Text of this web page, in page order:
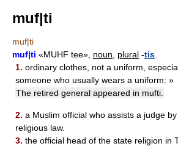
muf|ti
muf|ti
muf|ti «MUHF tee», noun, plural -tis
1. ordinary clothes, not a uniform,
someone who usually wears a uniform: »
The retired general appeared in mufti.
2. a Muslim official who assists a judge
religious law.
3. the official head of the state religion in